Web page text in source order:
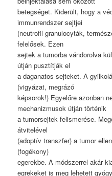
betegséget. Kiderült, hogy a
immunrendszer sejtjei
(neutrofil granulocyták,
felelősek. Ezen
sejtek a tumorba vándorolva
útján pusztítják el
a daganatos sejteket. A
(vigyázat, megrázó
képsorok!) Egyelőre azonban
mechanizmusok útján történik
a tumorsejtek felismerése.
átvitelével
(adoptív transzfer) a tumor
(fogékony)
egerekbe. A módszerrel akár
egrekeket is meg lehetett